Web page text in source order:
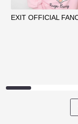
EXIT OFFICIAL